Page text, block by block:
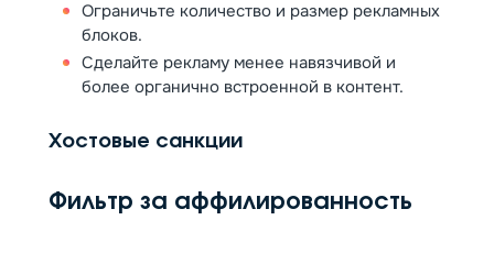
Ограничьте количество и размер рекламных
блоков.
Сделайте рекламу менее навязчивой и
более органично встроенной в контент.
Хостовые санкции
Фильтр за аффилированность